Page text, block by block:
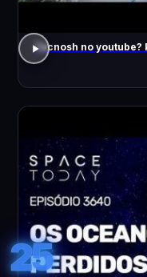
Tecnosh no youtube?
25